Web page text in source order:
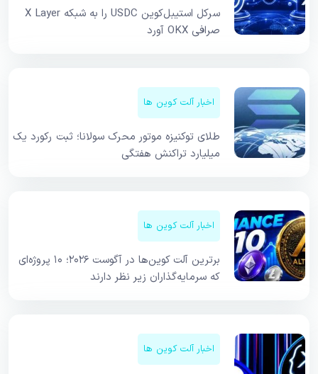
سرکل استیبل‌کوین USDC را به شبکه X Layer
صرافی OKX آورد
اخبار آلت کوین ها
طلای توکنیزه موتور محرک سولانا؛ ثبت رکورد یک
میلیارد تراکنش هفتگی
اخبار آلت کوین ها
برترین آلت کوین‌ها در آگوست ۲۰۲۶؛ ۱۰ پروژه‌ای
که سرمایه‌گذاران زیر نظر دارند
اخبار آلت کوین ها